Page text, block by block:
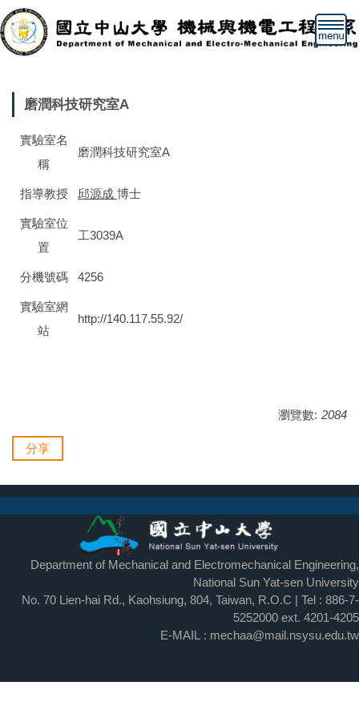
跳
到
主
區
磨潤科技研究室A
實驗室名
稱
磨潤科技研究室A
指導教授 邱源成 博士
實驗室位
置
工3039A
分機號碼 4256
實驗室網
站
http://140.117.55.92/
瀏覽數: 2084
分享
Department of Mechanical and Electromechanical Engineering,
National Sun Yat-sen University
No. 70 Lien-hai Rd., Kaohsiung, 804, Taiwan, R.O.C | Tel : 886-7-
5252000 ext. 4201-4205
E-MAIL : mechaa@mail.nsysu.edu.tw